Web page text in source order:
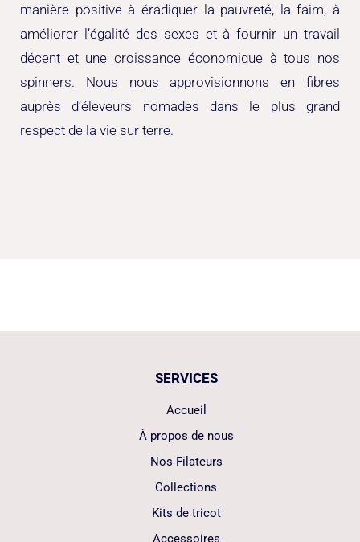
manière positive à éradiquer la pauvreté, la faim, à
améliorer l’égalité des sexes et à fournir un travail
décent et une croissance économique à tous nos
spinners. Nous nous approvisionnons en fibres
auprès d’éleveurs nomades dans le plus grand
respect de la vie sur terre.
SERVICES
Accueil
À propos de nous
Nos Filateurs
Collections
Kits de tricot
Accessoires